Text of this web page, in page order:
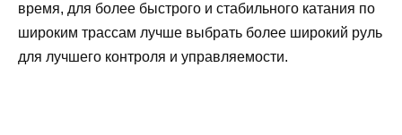
время, для более быстрого и стабильного катания по
широким трассам лучше выбрать более широкий руль
для лучшего контроля и управляемости.